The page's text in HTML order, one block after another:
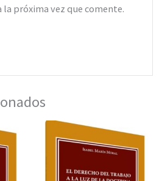
próxima vez que comente.